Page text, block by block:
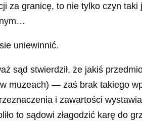
za granicę, to nie tylko czyn
uniewinnić.
sąd stwierdził, że jakiś
muzeach) — zaś brak takiego
i zawartości
to sądowi złagodzić karę do